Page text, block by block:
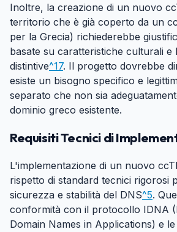
Inoltre, la creazione di un nuovo
territorio che è già coperto da un
per la Grecia) richiederebbe
basate su caratteristiche culturali e
distintive^17. Il progetto dovrebbe
esiste un bisogno specifico e
separato che non sia
dominio greco esistente.
Requisiti Tecnici di
L'implementazione di un nuovo
rispetto di standard tecnici rigorosi
sicurezza e stabilità del DNS^5.
conformità con il protocollo IDNA
Domain Names in Applications) e